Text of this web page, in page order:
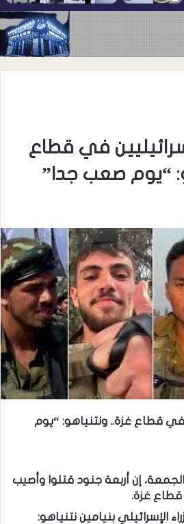
في قطاع
“يوم صعب جدا”
قطاع غزة.. ونتنياهو: “يوم
إن أربعة جنود قتلوا وأصيب
قطاع غزة.
الإسرائيلي بنيامين نتنياهو: